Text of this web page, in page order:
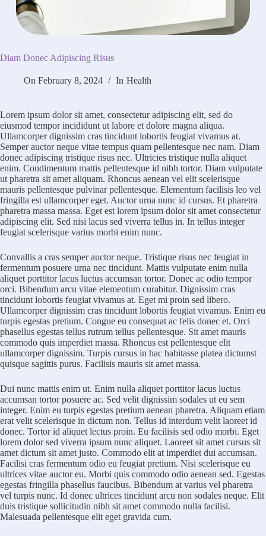
Diam Donec Adipiscing Risus
On February 8, 2024 In Health
Lorem ipsum dolor sit amet, consectetur adipiscing elit, sed do
eiusmod tempor incididunt ut labore et dolore magna aliqua.
Ullamcorper dignissim cras tincidunt lobortis feugiat vivamus at.
Semper auctor neque vitae tempus quam pellentesque nec nam. Diam
donec adipiscing tristique risus nec. Ultricies tristique nulla aliquet
enim. Condimentum mattis pellentesque id nibh tortor. Diam vulputate
ut pharetra sit amet aliquam. Rhoncus aenean vel elit scelerisque
mauris pellentesque pulvinar pellentesque. Elementum facilisis leo vel
fringilla est ullamcorper eget. Auctor urna nunc id cursus. Et pharetra
pharetra massa massa. Eget est lorem ipsum dolor sit amet consectetur
adipiscing elit. Sed nisi lacus sed viverra tellus in. In tellus integer
feugiat scelerisque varius morbi enim nunc.
Convallis a cras semper auctor neque. Tristique risus nec feugiat in
fermentum posuere urna nec tincidunt. Mattis vulputate enim nulla
aliquet porttitor lacus luctus accumsan tortor. Donec ac odio tempor
orci. Bibendum arcu vitae elementum curabitur. Dignissim cras
tincidunt lobortis feugiat vivamus at. Eget mi proin sed libero.
Ullamcorper dignissim cras tincidunt lobortis feugiat vivamus. Enim eu
turpis egestas pretium. Congue eu consequat ac felis donec et. Orci
phasellus egestas tellus rutrum tellus pellentesque. Sit amet mauris
commodo quis imperdiet massa. Rhoncus est pellentesque elit
ullamcorper dignissim. Turpis cursus in hac habitasse platea dictumst
quisque sagittis purus. Facilisis mauris sit amet massa.
Dui nunc mattis enim ut. Enim nulla aliquet porttitor lacus luctus
accumsan tortor posuere ac. Sed velit dignissim sodales ut eu sem
integer. Enim eu turpis egestas pretium aenean pharetra. Aliquam etiam
erat velit scelerisque in dictum non. Tellus id interdum velit laoreet id
donec. Tortor id aliquet lectus proin. Eu facilisis sed odio morbi. Eget
lorem dolor sed viverra ipsum nunc aliquet. Laoreet sit amet cursus sit
amet dictum sit amet justo. Commodo elit at imperdiet dui accumsan.
Facilisi cras fermentum odio eu feugiat pretium. Nisi scelerisque eu
ultrices vitae auctor eu. Morbi quis commodo odio aenean sed. Egestas
egestas fringilla phasellus faucibus. Bibendum at varius vel pharetra
vel turpis nunc. Id donec ultrices tincidunt arcu non sodales neque. Elit
duis tristique sollicitudin nibh sit amet commodo nulla facilisi.
Malesuada pellentesque elit eget gravida cum.